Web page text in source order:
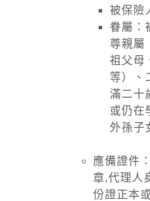
被保險
眷屬：
尊親屬
祖父母
等）、
滿二十
或仍在
外孫子
應備證件
章,代理人
份證正本